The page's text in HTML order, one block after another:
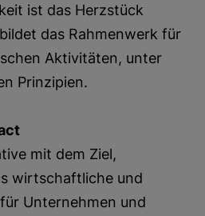
ist das Herzstück
das Rahmenwerk für
Aktivitäten, unter
Prinzipien.
mit dem Ziel,
wirtschaftliche und
Unternehmen und